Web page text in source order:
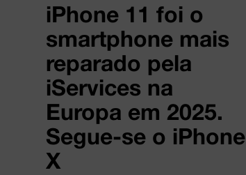
iPhone 11 foi o
smartphone mais
reparado pela
iServices na
Europa em 2025.
Segue-se o iPhone
X